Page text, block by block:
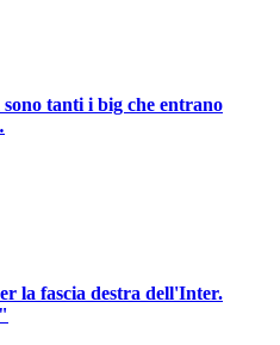
tanti i big che entrano
la fascia destra dell'Inter.